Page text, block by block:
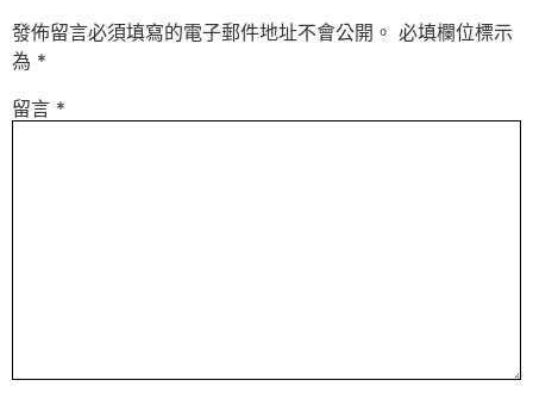
發佈留言必須填寫的電子郵件地址不會公開。 必填欄位標示
為 *
留言 *